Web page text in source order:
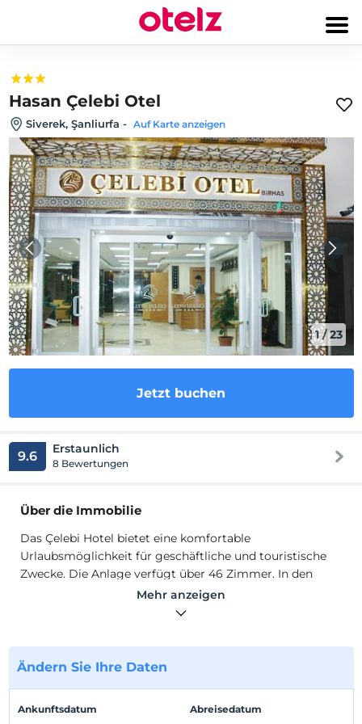
Hasan Çelebi Otel
Siverek, Şanliurfa - Auf Karte anzeigen
1/23
Jetzt buchen
9.6 Erstaunlich
8 Bewertungen
Über die Immobilie
Das Çelebi Hotel bietet eine komfortable
Urlaubsmöglichkeit für geschäftliche und touristische
Zwecke. Die Anlage verfügt über 46 Zimmer. In den
Zimmern; Es gibt Minibar, Telefon, Balkon, Badezimmer,
Badezimmerausstattung, Dusche, Kleiderschrank,
Wasserkocher, Fernseher, WC, Satellitensendung,
Schreibtisch und Haartrockner. Die Unterkunft verfügt
Das Çelebi Hotel bietet eine komfortable
Mehr anzeigen
Ändern Sie Ihre Daten
Ankunftsdatum Abreisedatum